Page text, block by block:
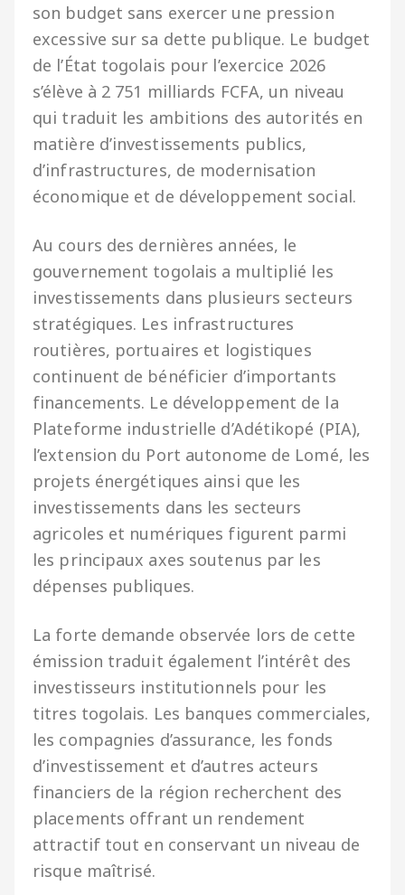
son budget sans exercer une pression
excessive sur sa dette publique. Le budget
de l’État togolais pour l’exercice 2026
s’élève à 2 751 milliards FCFA, un niveau
qui traduit les ambitions des autorités en
matière d’investissements publics,
d’infrastructures, de modernisation
économique et de développement social.
Au cours des dernières années, le
gouvernement togolais a multiplié les
investissements dans plusieurs secteurs
stratégiques. Les infrastructures
routières, portuaires et logistiques
continuent de bénéficier d’importants
financements. Le développement de la
Plateforme industrielle d’Adétikopé (PIA),
l’extension du Port autonome de Lomé, les
projets énergétiques ainsi que les
investissements dans les secteurs
agricoles et numériques figurent parmi
les principaux axes soutenus par les
dépenses publiques.
La forte demande observée lors de cette
émission traduit également l’intérêt des
investisseurs institutionnels pour les
titres togolais. Les banques commerciales,
les compagnies d’assurance, les fonds
d’investissement et d’autres acteurs
financiers de la région recherchent des
placements offrant un rendement
attractif tout en conservant un niveau de
risque maîtrisé.